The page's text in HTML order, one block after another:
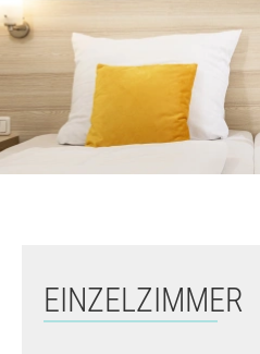
EINZELZIMMER